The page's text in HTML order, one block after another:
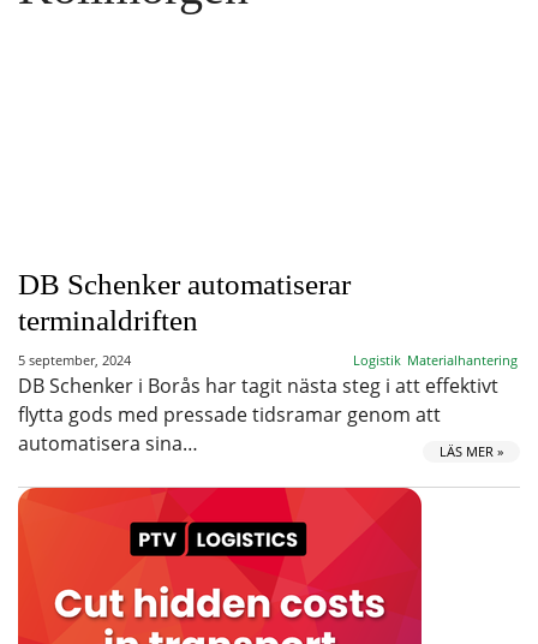
DB Schenker automatiserar
terminaldriften
5 september, 2024 Logistik Materialhantering
DB Schenker i Borås har tagit nästa steg i att effektivt
flytta gods med pressade tidsramar genom att
automatisera sina…
LÄS MER »